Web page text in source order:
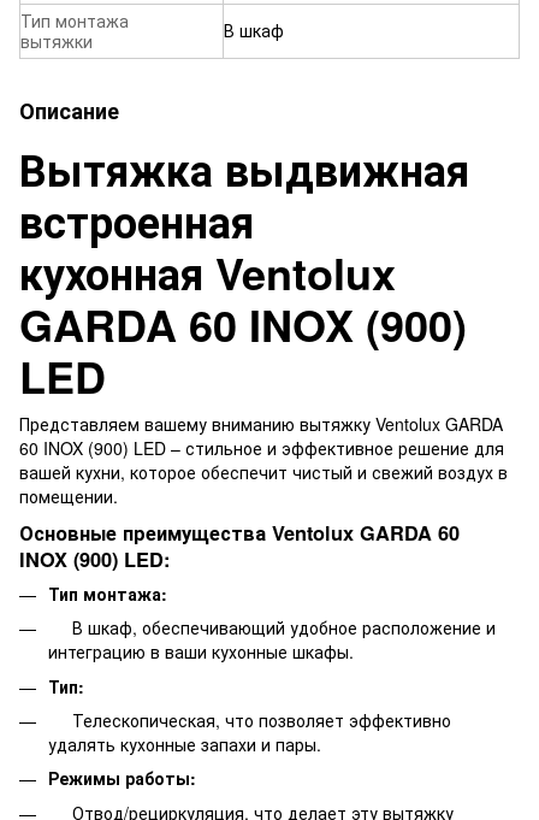
Тип монтажа
вытяжки
В шкаф
Описание
Вытяжка выдвижная
встроенная
кухонная Ventolux
GARDA 60 INOX (900)
LED
Представляем вашему вниманию вытяжку Ventolux GARDA
60 INOX (900) LED – стильное и эффективное решение для
вашей кухни, которое обеспечит чистый и свежий воздух в
помещении.
Основные преимущества Ventolux GARDA 60
INOX (900) LED:
Тип монтажа:
В шкаф, обеспечивающий удобное расположение и
интеграцию в ваши кухонные шкафы.
Тип:
Телескопическая, что позволяет эффективно
удалять кухонные запахи и пары.
Режимы работы:
Отвод/рециркуляция, что делает эту вытяжку